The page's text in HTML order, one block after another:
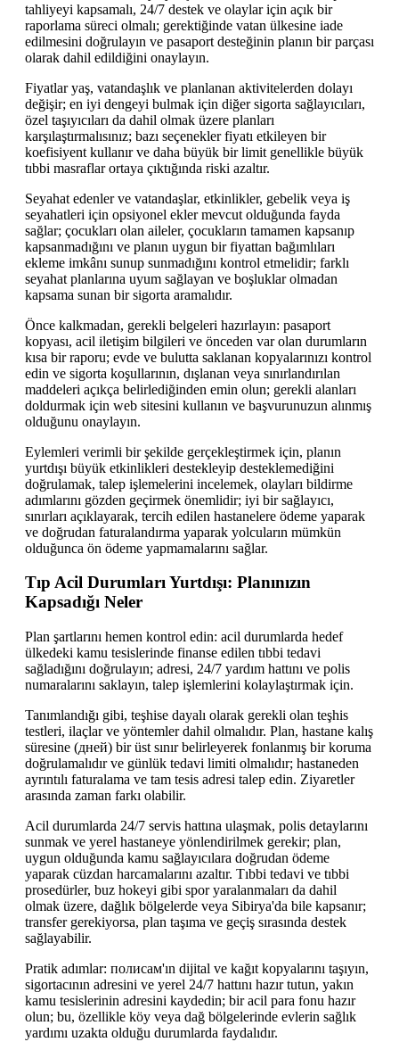
tahliyeyi kapsamalı, 24/7 destek ve olaylar için açık bir
raporlama süreci olmalı; gerektiğinde vatan ülkesine iade
edilmesini doğrulayın ve pasaport desteğinin planın bir parçası
olarak dahil edildiğini onaylayın.
Fiyatlar yaş, vatandaşlık ve planlanan aktivitelerden dolayı
değişir; en iyi dengeyi bulmak için diğer sigorta sağlayıcıları,
özel taşıyıcıları da dahil olmak üzere planları
karşılaştırmalısınız; bazı seçenekler fiyatı etkileyen bir
koefisiyent kullanır ve daha büyük bir limit genellikle büyük
tıbbi masraflar ortaya çıktığında riski azaltır.
Seyahat edenler ve vatandaşlar, etkinlikler, gebelik veya iş
seyahatleri için opsiyonel ekler mevcut olduğunda fayda
sağlar; çocukları olan aileler, çocukların tamamen kapsanıp
kapsanmadığını ve planın uygun bir fiyattan bağımlıları
ekleme imkânı sunup sunmadığını kontrol etmelidir; farklı
seyahat planlarına uyum sağlayan ve boşluklar olmadan
kapsama sunan bir sigorta aramalıdır.
Önce kalkmadan, gerekli belgeleri hazırlayın: pasaport
kopyası, acil iletişim bilgileri ve önceden var olan durumların
kısa bir raporu; evde ve bulutta saklanan kopyalarınızı kontrol
edin ve sigorta koşullarının, dışlanan veya sınırlandırılan
maddeleri açıkça belirlediğinden emin olun; gerekli alanları
doldurmak için web sitesini kullanın ve başvurunuzun alınmış
olduğunu onaylayın.
Eylemleri verimli bir şekilde gerçekleştirmek için, planın
yurtdışı büyük etkinlikleri destekleyip desteklemediğini
doğrulamak, talep işlemelerini incelemek, olayları bildirme
adımlarını gözden geçirmek önemlidir; iyi bir sağlayıcı,
sınırları açıklayarak, tercih edilen hastanelere ödeme yaparak
ve doğrudan faturalandırma yaparak yolcuların mümkün
olduğunca ön ödeme yapmamalarını sağlar.
Tıp Acil Durumları Yurtdışı: Planınızın
Kapsadığı Neler
Plan şartlarını hemen kontrol edin: acil durumlarda hedef
ülkedeki kamu tesislerinde finanse edilen tıbbi tedavi
sağladığını doğrulayın; adresi, 24/7 yardım hattını ve polis
numaralarını saklayın, talep işlemlerini kolaylaştırmak için.
Tanımlandığı gibi, teşhise dayalı olarak gerekli olan teşhis
testleri, ilaçlar ve yöntemler dahil olmalıdır. Plan, hastane kalış
süresine (дней) bir üst sınır belirleyerek fonlanmış bir koruma
doğrulamalıdır ve günlük tedavi limiti olmalıdır; hastaneden
ayrıntılı faturalama ve tam tesis adresi talep edin. Ziyaretler
arasında zaman farkı olabilir.
Acil durumlarda 24/7 servis hattına ulaşmak, polis detaylarını
sunmak ve yerel hastaneye yönlendirilmek gerekir; plan,
uygun olduğunda kamu sağlayıcılara doğrudan ödeme
yaparak cüzdan harcamalarını azaltır. Tıbbi tedavi ve tıbbi
prosedürler, buz hokeyi gibi spor yaralanmaları da dahil
olmak üzere, dağlık bölgelerde veya Sibirya'da bile kapsanır;
transfer gerekiyorsa, plan taşıma ve geçiş sırasında destek
sağlayabilir.
Pratik adımlar: полисам'ın dijital ve kağıt kopyalarını taşıyın,
sigortacının adresini ve yerel 24/7 hattını hazır tutun, yakın
kamu tesislerinin adresini kaydedin; bir acil para fonu hazır
olun; bu, özellikle köy veya dağ bölgelerinde evlerin sağlık
yardımı uzakta olduğu durumlarda faydalıdır.